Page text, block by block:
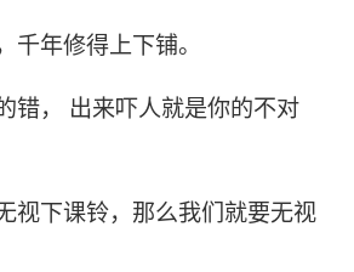
千年修得上下铺。
错， 出来吓人就是你的不对
视下课铃，那么我们就要无视